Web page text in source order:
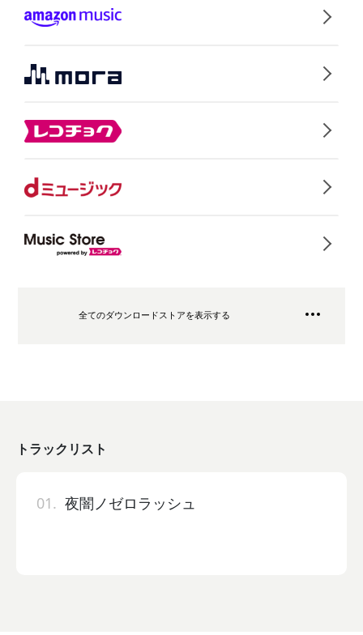
全てのダウンロードストアを表示する
トラックリスト
01. 夜闇ノゼロラッシュ